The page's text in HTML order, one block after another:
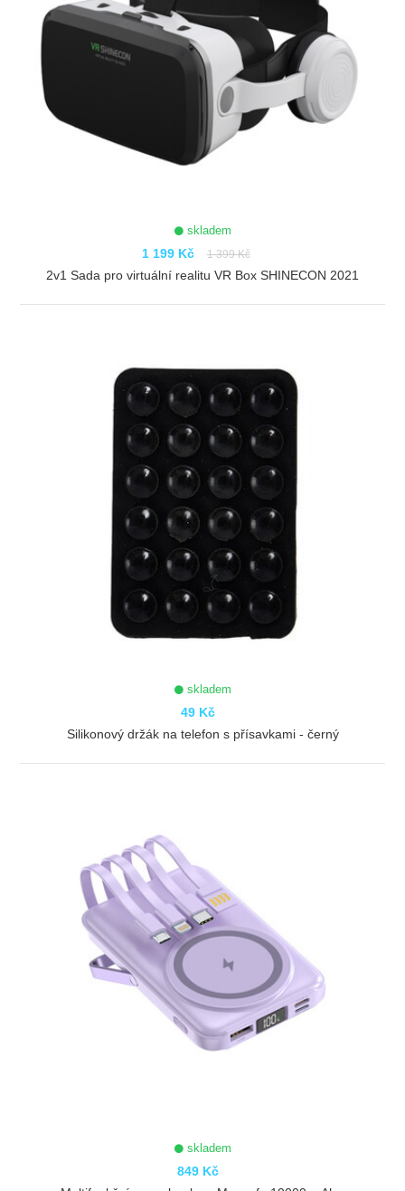
skladem
1 199 Kč 1 399 Kč
2v1 Sada pro virtuální realitu VR Box SHINECON 2021
skladem
49 Kč
Silikonový držák na telefon s přísavkami - černý
skladem
849 Kč